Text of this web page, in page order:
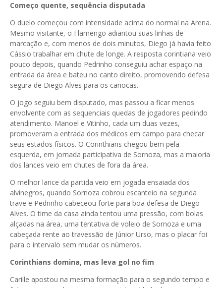
Começo quente, sequência disputada
O duelo começou com intensidade acima do normal na Arena.
Mesmo visitante, o Flamengo adiantou suas linhas de
marcação e, com menos de dois minutos, Diego já havia feito
Cássio trabalhar em chute de longe. A resposta corintiana veio
pouco depois, quando Pedrinho conseguiu achar espaço na
entrada da área e bateu no canto direito, promovendo defesa
segura de Diego Alves para os cariocas.
O jogo seguiu bem disputado, mas passou a ficar menos
envolvente com as sequenciais quedas de jogadores pedindo
atendimento. Manoel e Vitinho, cada um duas vezes,
promoveram a entrada dos médicos em campo para checar
seus estados físicos. O Corinthians chegou bem pela
esquerda, em jornada participativa de Sornoza, mas a maioria
dos lances veio em chutes de fora da área.
O melhor lance da partida veio em jogada ensaiada dos
alvinegros, quando Sornoza cobrou escanteio na segunda
trave e Pedrinho cabeceou forte para boa defesa de Diego
Alves. O time da casa ainda tentou uma pressão, com bolas
alçadas na área, uma tentativa de voleio de Sornoza e uma
cabeçada rente ao travessão de Júnior Urso, mas o placar foi
para o intervalo sem mudar os números.
Corinthians domina, mas leva gol no fim
Carille apostou na mesma formação para o segundo tempo e